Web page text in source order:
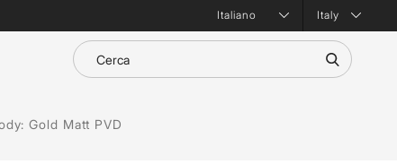
Italy
Gold Matt PVD